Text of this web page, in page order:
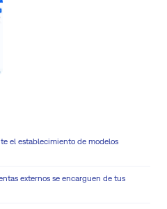
el establecimiento de modelos
externos se encarguen de tus